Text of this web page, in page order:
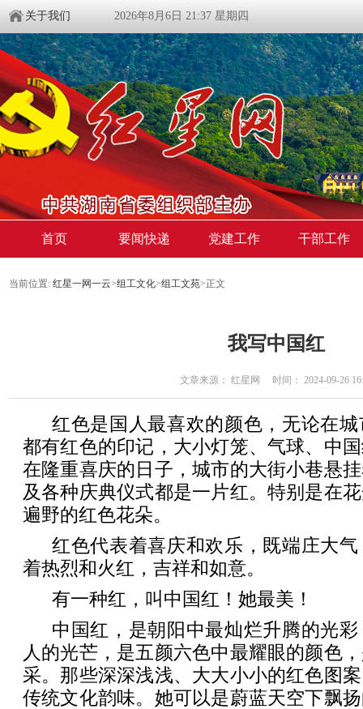
关于我们 2026年8月6日 21:37 星期四
首页 要闻快递 党建工作 干部工作
当前位置: 红星一网一云>组工文化>组工文苑>正文
我写中国红
文章来源： 红星网 时间： 2024-09-26
红色是国人最喜欢的颜色，无论在
都有红色的印记，大小灯笼、气球、中
在隆重喜庆的日子，城市的大街小巷悬
及各种庆典仪式都是一片红。特别是在
遍野的红色花朵。
红色代表着喜庆和欢乐，既端庄大
着热烈和火红，吉祥和如意。
有一种红，叫中国红！她最美！
中国红，是朝阳中最灿烂升腾的光
人的光芒，是五颜六色中最耀眼的颜色
采。那些深深浅浅、大大小小的红色图
传统文化韵味。她可以是蔚蓝天空下飘